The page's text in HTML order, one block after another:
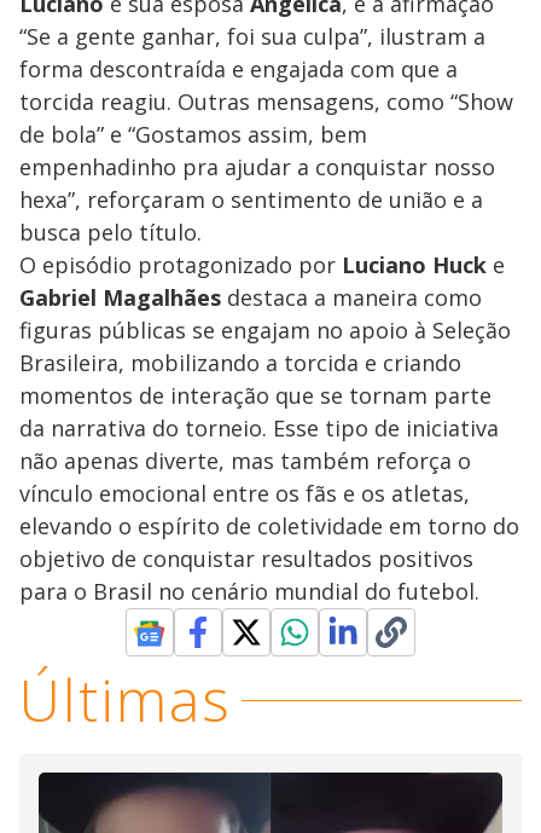
“Se a gente ganhar, foi sua culpa”, ilustram a
forma descontraída e engajada com que a
torcida reagiu. Outras mensagens, como “Show
de bola” e “Gostamos assim, bem
empenhadinho pra ajudar a conquistar nosso
hexa”, reforçaram o sentimento de união e a
busca pelo título.
O episódio protagonizado por Luciano Huck e
Gabriel Magalhães destaca a maneira como
figuras públicas se engajam no apoio à Seleção
Brasileira, mobilizando a torcida e criando
momentos de interação que se tornam parte
da narrativa do torneio. Esse tipo de iniciativa
não apenas diverte, mas também reforça o
vínculo emocional entre os fãs e os atletas,
elevando o espírito de coletividade em torno do
objetivo de conquistar resultados positivos
para o Brasil no cenário mundial do futebol.
Últimas